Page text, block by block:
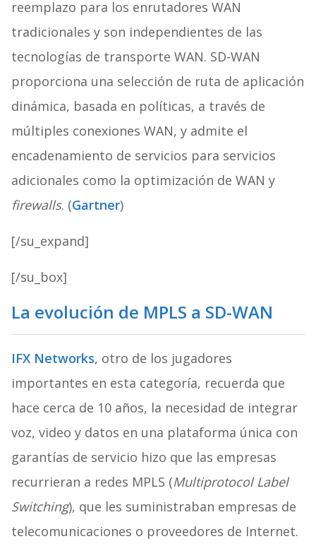
reemplazo para los enrutadores WAN
tradicionales y son independientes de las
tecnologías de transporte WAN. SD-WAN
proporciona una selección de ruta de aplicación
dinámica, basada en políticas, a través de
múltiples conexiones WAN, y admite el
encadenamiento de servicios para servicios
adicionales como la optimización de WAN y
firewalls. (Gartner)
[/su_expand]
[/su_box]
La evolución de MPLS a SD-WAN
IFX Networks, otro de los jugadores
importantes en esta categoría, recuerda que
hace cerca de 10 años, la necesidad de integrar
voz, video y datos en una plataforma única con
garantías de servicio hizo que las empresas
recurrieran a redes MPLS (Multiprotocol Label
Switching), que les suministraban empresas de
telecomunicaciones o proveedores de Internet.